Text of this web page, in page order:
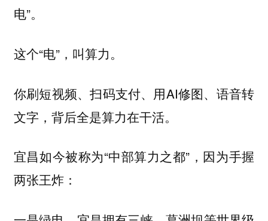
电”。
这个“电”，叫算力。
你刷短视频、扫码支付、用AI修图、语音转
文字，背后全是算力在干活。
宜昌如今被称为“中部算力之都”，因为手握
两张王炸：